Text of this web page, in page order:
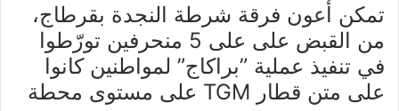
تمكن أعون فرقة شرطة النجدة بقرطاج،
من القبض على على 5 منحرفين تورّطوا
في تنفيذ عملية ”براكاج” لمواطنين كانوا
على متن قطار TGM على مستوى محطة